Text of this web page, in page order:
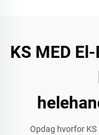
KS MED
Opdag hvorfor KS